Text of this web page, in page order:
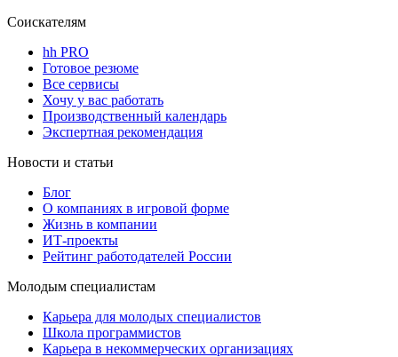
Соискателям
hh PRO
Готовое резюме
Все сервисы
Хочу у вас работать
Производственный календарь
Экспертная рекомендация
Новости и статьи
Блог
О компаниях в игровой форме
Жизнь в компании
ИТ-проекты
Рейтинг работодателей России
Молодым специалистам
Карьера для молодых специалистов
Школа программистов
Карьера в некоммерческих организациях